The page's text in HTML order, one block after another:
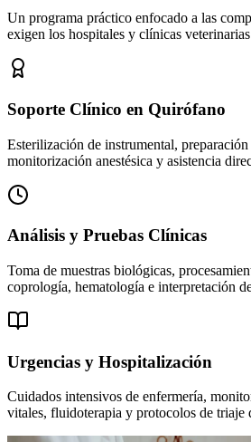
Un programa práctico enfocado a las
exigen los hospitales y clínicas
Soporte Clínico en Quirófano
Esterilización de instrumental,
monitorización anestésica y asistencia
Análisis y Pruebas Clínicas
Toma de muestras biológicas,
coprología, hematología e interpretación
Urgencias y Hospitalización
Cuidados intensivos de enfermería,
vitales, fluidoterapia y protocolos de triaje